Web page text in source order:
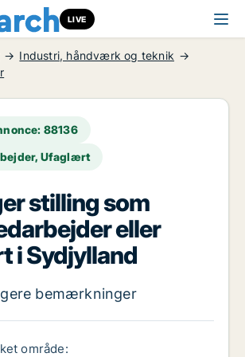
LIVE
Industri, håndværk og teknik
88136
Ufaglært
stilling som
eller
i Sydjylland
bemærkninger
område: